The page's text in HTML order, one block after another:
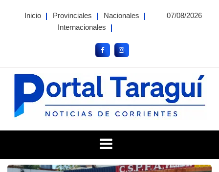
Inicio Provinciales
Nacionales
Internacionales
07/08/2026
Portal Taragui